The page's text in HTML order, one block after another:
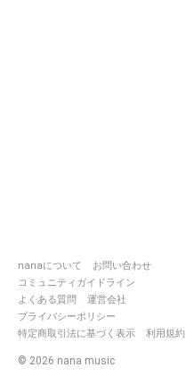
nanaについて
お問い合わせ
コミュニティガイドライン
よくある質問
運営会社
プライバシーポリシー
特定商取引法に基づく表示
利用規約
© 2026 nana music